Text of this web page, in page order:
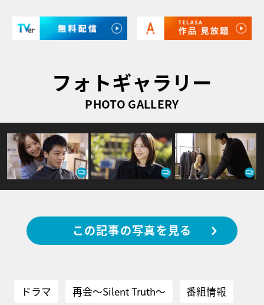
フォトギャラリー
PHOTO GALLERY
この記事の写真を見る
ドラマ 再会～Silent Truth～ 番組情報